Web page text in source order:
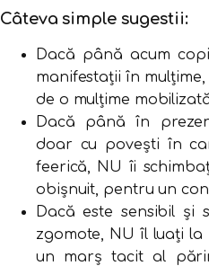
Câteva simple sugestii:
Dacă până acum
manifestații în
de o mulțime
Dacă până în
doar cu povești în
feerică, NU îi
obișnuit, pentru un
Dacă este sensibil și
zgomote, NU îl luați
un marș tacit al